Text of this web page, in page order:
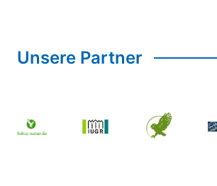
Unsere Partner